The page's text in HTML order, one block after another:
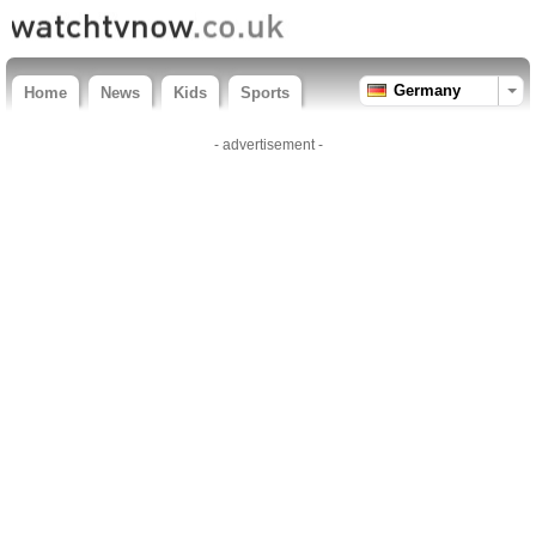
Home News Kids Sports Germany
- advertisement -